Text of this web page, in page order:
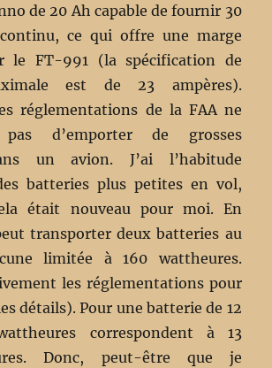
de 20 Ah capable de fournir 30
ce qui offre une marge
le FT-991 (la spécification de
est de 23 ampères).
réglementations de la FAA ne
d’emporter de grosses
un avion. J’ai l’habitude
batteries plus petites en vol,
était nouveau pour moi. En
transporter deux batteries au
limitée à 160 wattheures.
les réglementations pour
détails). Pour une batterie de 12
correspondent à 13
Donc, peut-être que je